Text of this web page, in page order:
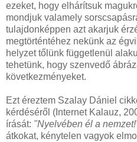
ezeket, hogy elhárítsuk
mondjuk valamely
tulajdonképpen azt akarjuk
megtörténtéhez nekünk az
helyzet tőlünk függetlenül
tehetünk, hogy szenvedő
következményeket.
Ezt éreztem Szalay Dániel
kérdéséről (Internet Kalauz,
írását: "Nyelvében él a
átkokat, kénytelen vagyok